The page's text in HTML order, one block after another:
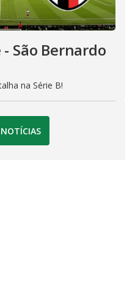
São Bernardo
na Série B!